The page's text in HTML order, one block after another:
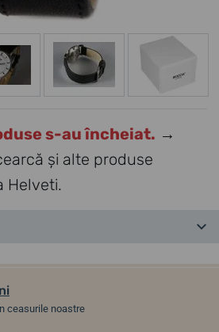
s-au încheiat. →
și alte produse
Helveti.
ceasurile noastre